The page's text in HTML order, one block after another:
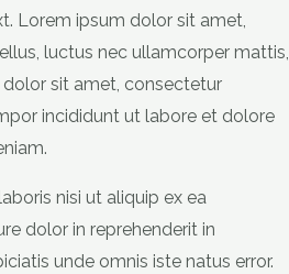
Lorem ipsum dolor sit amet,
luctus nec ullamcorper mattis,
sit amet, consectetur
incididunt ut labore et dolore
nisi ut aliquip ex ea
dolor in reprehenderit in
unde omnis iste natus error.